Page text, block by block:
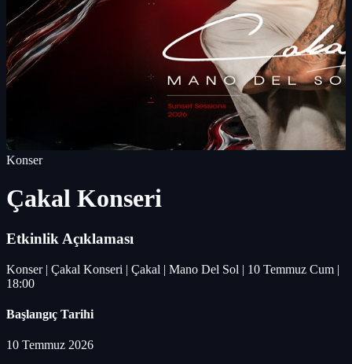
Konser
Çakal Konseri
Etkinlik Açıklaması
Konser | Çakal Konseri | Çakal | Mano Del Sol | 10 Temmuz Cum |
18:00
Başlangıç Tarihi
10 Temmuz 2026